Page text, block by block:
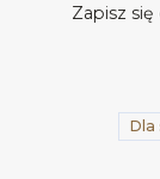
Zapisz się
Dla